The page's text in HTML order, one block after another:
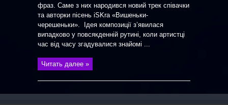
фраз. Саме з них народився новий трек співачки
та авторки пісень iSKra «Вишеньки-
черешеньки». Ідея композиції з’явилася
випадково у повсякденній рутині, коли артистці
час від часу згадувалися знайомі ...
Читать далее »